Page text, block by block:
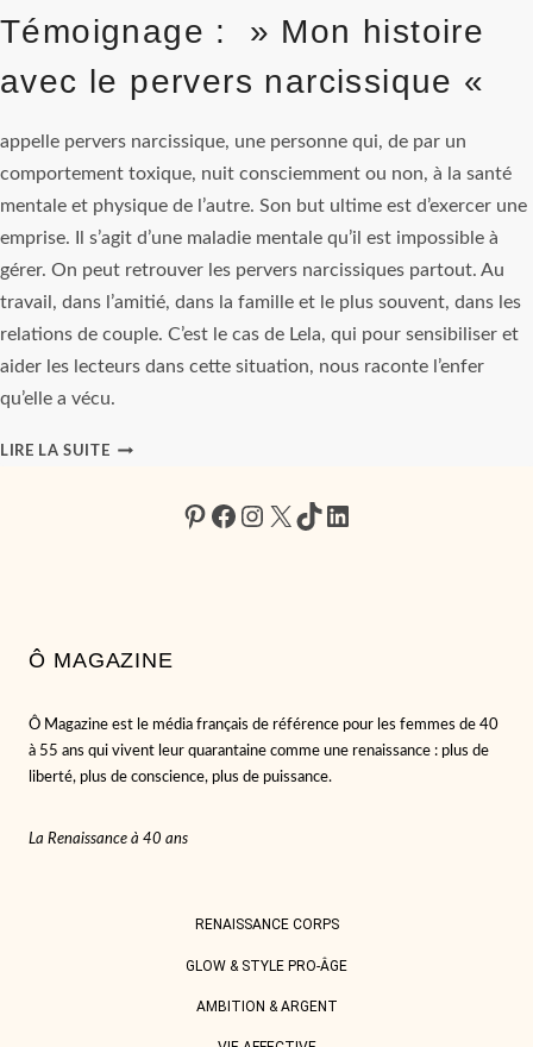
Témoignage : » Mon histoire
avec le pervers narcissique «
appelle pervers narcissique, une personne qui, de par un
comportement toxique, nuit consciemment ou non, à la santé
mentale et physique de l’autre. Son but ultime est d’exercer une
emprise. Il s’agit d’une maladie mentale qu’il est impossible à
gérer. On peut retrouver les pervers narcissiques partout. Au
travail, dans l’amitié, dans la famille et le plus souvent, dans les
relations de couple. C’est le cas de Lela, qui pour sensibiliser et
aider les lecteurs dans cette situation, nous raconte l’enfer
qu’elle a vécu.
LIRE LA SUITETÉMOIGNAGE
«
Pinterest
Facebook
Instagram
X TikTokLinkedIn
Ô MAGAZINE
Ô Magazine est le média français de référence pour les femmes de 40
à 55 ans qui vivent leur quarantaine comme une renaissance : plus de
liberté, plus de conscience, plus de puissance.
La Renaissance à 40 ans
RENAISSANCE CORPS
GLOW & STYLE PRO-ÂGE
AMBITION & ARGENT